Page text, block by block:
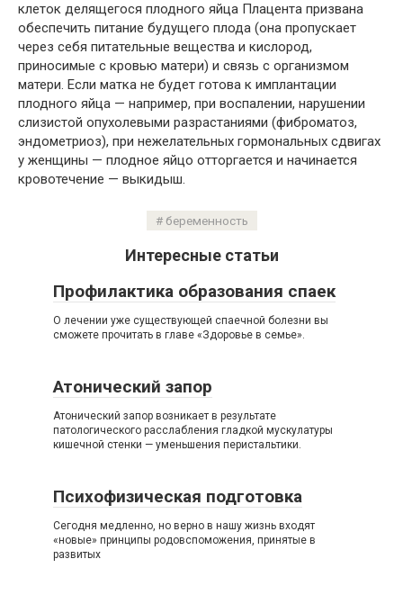
клеток делящегося плодного яйца Плацента призвана
обеспечить питание будущего плода (она пропускает
через себя питательные вещества и кислород,
приносимые с кровью матери) и связь с организмом
матери. Если матка не будет готова к имплантации
плодного яйца — например, при воспалении, нарушении
слизистой опухолевыми разрастаниями (фиброматоз,
эндометриоз), при нежелательных гормональных сдвигах
у женщины — плодное яйцо отторгается и начинается
кровотечение — выкидыш.
беременность
Интересные статьи
Профилактика образования спаек
О лечении уже существующей спаечной болезни вы
сможете прочитать в главе «Здоровье в семье».
Атонический запор
Атонический запор возникает в результате
патологического расслабления гладкой мускулатуры
кишечной стенки — уменьшения перистальтики.
Психофизическая подготовка
Сегодня медленно, но верно в нашу жизнь входят
«новые» принципы родовспоможения, принятые в
развитых